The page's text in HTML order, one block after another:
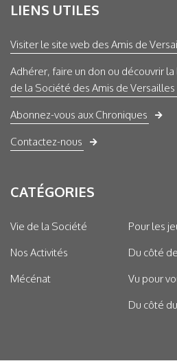
LIENS UTILES
Visiter le site web des Amis de
Adhérer, faire un don ou découvrir
de la Société des Amis de Versailles
Abonnez-vous aux Chroniques
Contactez-nous
CATÉGORIES
Vie de la Société
Nos Activités
Mécénat
Pour les
Du côté
Vu pour
Du côté